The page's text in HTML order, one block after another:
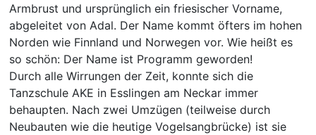
Armbrust und ursprünglich ein friesischer Vorname,
abgeleitet von Adal. Der Name kommt öfters im hohen
Norden wie Finnland und Norwegen vor. Wie heißt es
so schön: Der Name ist Programm geworden!
Durch alle Wirrungen der Zeit, konnte sich die
Tanzschule AKE in Esslingen am Neckar immer
behaupten. Nach zwei Umzügen (teilweise durch
Neubauten wie die heutige Vogelsangbrücke) ist sie